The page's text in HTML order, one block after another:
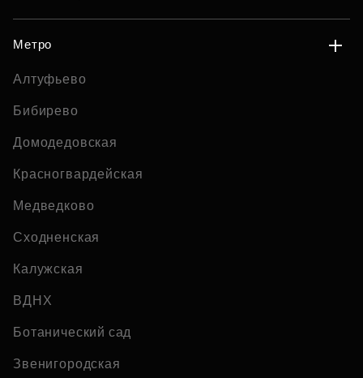
Метро
Алтуфьево
Бибирево
Домодедовская
Красногвардейская
Медведково
Сходненская
Калужская
ВДНХ
Ботанический сад
Звенигородская